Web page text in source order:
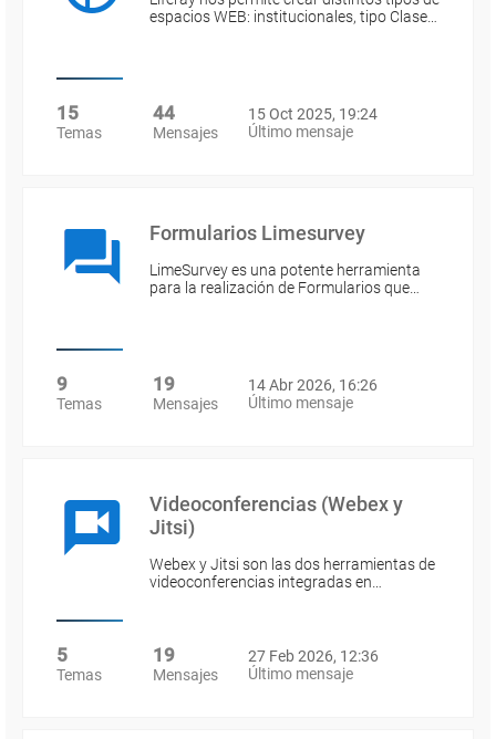
espacios WEB: institucionales, tipo Clase…
15
Temas
44
Mensajes
15 Oct 2025, 19:24
Último mensaje
Formularios Limesurvey
LimeSurvey es una potente herramienta
para la realización de Formularios que…
9
Temas
19
Mensajes
14 Abr 2026, 16:26
Último mensaje
Videoconferencias (Webex y
Jitsi)
Webex y Jitsi son las dos herramientas de
videoconferencias integradas en…
5
Temas
19
Mensajes
27 Feb 2026, 12:36
Último mensaje